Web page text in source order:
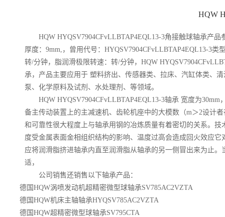
HQW
HQW HYQSV7904CFvLLBTAP4EQL13-3角接触球轴承产品
厚度：9mm,，曾用代号：HYQSV7904CFvLLBTAP4EQL13-3类
转/分钟，脂润滑极限转速：转/分钟，HQW
承，产品主要应用于 塑料挤出、传感器类、拉床、汽缸体类、
泵、化学原料及试剂、水处理剂、等领域。
HQW HYQSV7904CFvLLBTAP4EQL13-3轴承 宽度为
备主传动装置上的主减速机、齿轮机座中的大模数（m＞2设计
和可靠性很大程度上与轴承用钢的冶炼质量有着密切的关系。
度受金属表面金相组织结构的影响、温度过高会造成回火效应
应将润滑脂挤进轴承内直至润滑脂从轴承的另一侧冒出来为止
适，
公司销售还销售以下轴承产品：
德国HQW涡喷发动机超精密微型球轴承SV785AC2VZTA
德国HQW机床主轴轴承HYQSV785AC2VZTA
德国HQW超精密微型球轴承SV795CTA